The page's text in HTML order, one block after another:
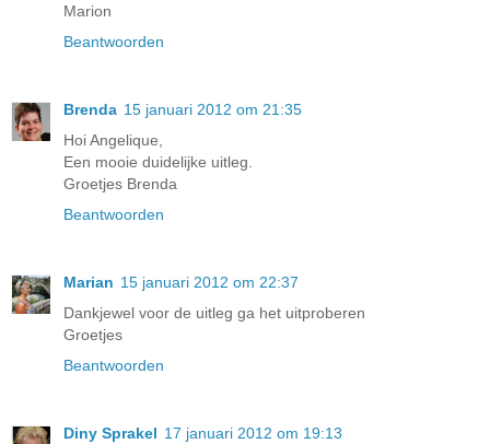
Marion
Beantwoorden
Brenda 15 januari 2012 om 21:35
Hoi Angelique,
Een mooie duidelijke uitleg.
Groetjes Brenda
Beantwoorden
Marian 15 januari 2012 om 22:37
Dankjewel voor de uitleg ga het uitproberen
Groetjes
Beantwoorden
Diny Sprakel 17 januari 2012 om 19:13